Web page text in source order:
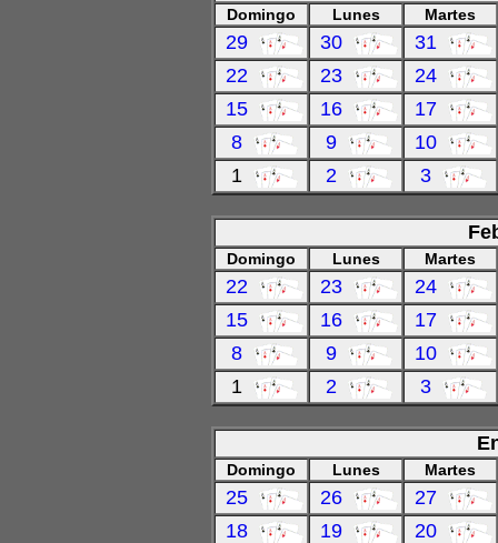
Domingo Lunes Martes
29 30
31
22
23
24
15
16
17
8
9
10
1
2 3
Domingo Lunes Martes
22 23
24
15
16
17
8
9
10
1
2 3
Domingo Lunes Martes
25 26
27
18
19
20